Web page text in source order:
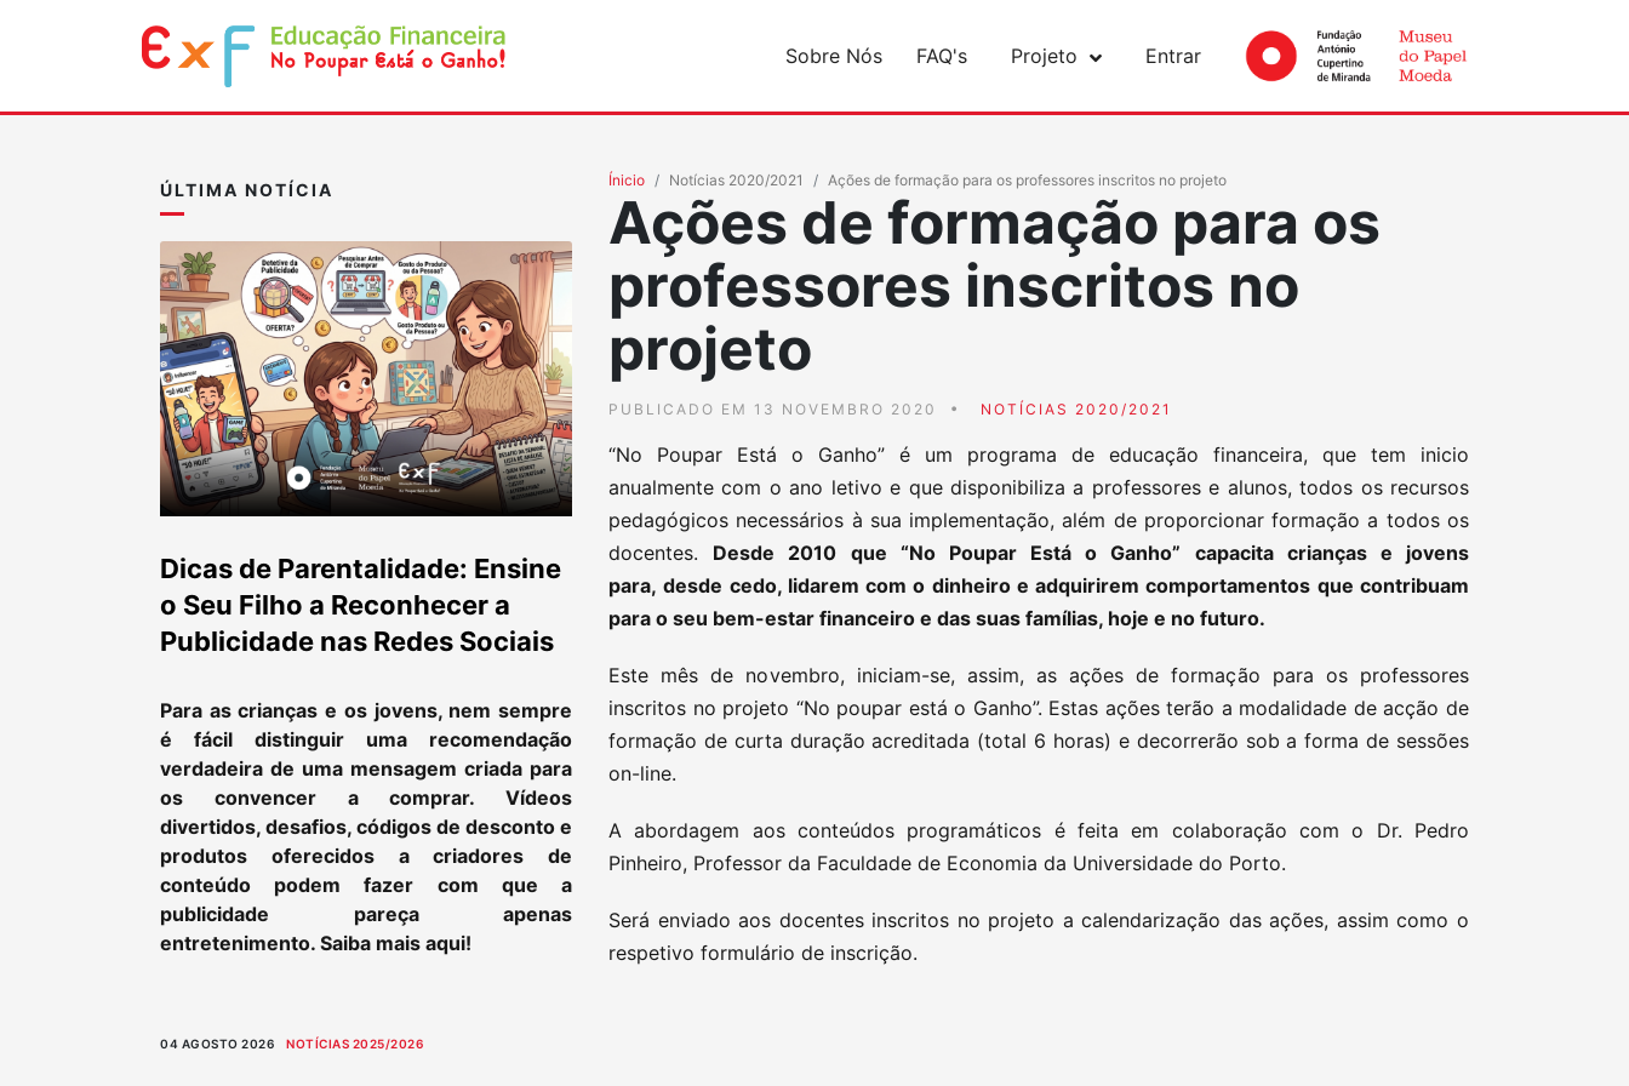
Sobre Nós FAQ's Projeto Entrar
ÚLTIMA NOTÍCIA
Dicas de Parentalidade: Ensine
o Seu Filho a Reconhecer a
Publicidade nas Redes Sociais
Para as crianças e os jovens, nem sempre
é fácil distinguir uma recomendação
verdadeira de uma mensagem criada para
os convencer a comprar. Vídeos
divertidos, desafios, códigos de desconto e
produtos oferecidos a criadores de
conteúdo podem fazer com que a
publicidade pareça apenas
entretenimento. Saiba mais aqui!
04 AGOSTO 2026 NOTÍCIAS 2025/2026
Ínicio Notícias 2020/2021 Ações de formação para os professores inscritos no projeto
Ações de formação para os
professores inscritos no
projeto
PUBLICADO EM 13 NOVEMBRO 2020 NOTÍCIAS 2020/2021
“No Poupar Está o Ganho” é um programa de educação financeira, que tem inicio
anualmente com o ano letivo e que disponibiliza a professores e alunos, todos os recursos
pedagógicos necessários à sua implementação, além de proporcionar formação a todos os
docentes. Desde 2010 que “No Poupar Está o Ganho” capacita crianças e jovens
para, desde cedo, lidarem com o dinheiro e adquirirem comportamentos que contribuam
para o seu bem-estar financeiro e das suas famílias, hoje e no futuro.
Este mês de novembro, iniciam-se, assim, as ações de formação para os professores
inscritos no projeto “No poupar está o Ganho”. Estas ações terão a modalidade de acção de
formação de curta duração acreditada (total 6 horas) e decorrerão sob a forma de sessões
on-line.
A abordagem aos conteúdos programáticos é feita em colaboração com o Dr. Pedro
Pinheiro, Professor da Faculdade de Economia da Universidade do Porto.
Será enviado aos docentes inscritos no projeto a calendarização das ações, assim como o
respetivo formulário de inscrição.